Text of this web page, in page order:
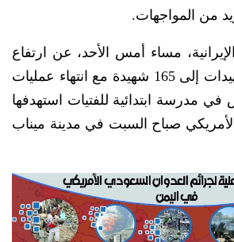
من المواجهات.
مساء أمس الأحد، عن ارتفاع
عدد التلميذات الشهيدات إلى 165 شهيدة مع انتهاء عمليات
مدرسة ابتدائية للفتيات استهدفها
صباح السبت في مدينة ميناب